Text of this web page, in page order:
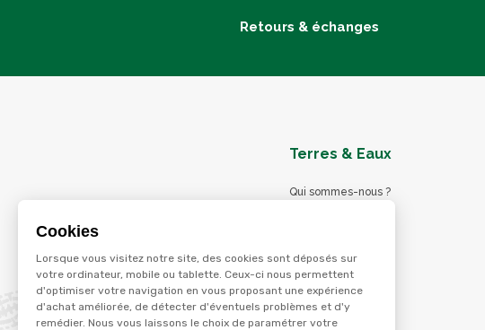
Cookies
Lorsque vous visitez notre site, des cookies sont déposés sur
votre ordinateur, mobile ou tablette. Ceux-ci nous permettent
d'optimiser votre navigation en vous proposant une expérience
d'achat améliorée, de détecter d'éventuels problèmes et d'y
remédier. Nous vous laissons le choix de paramétrer votre
Retours & échanges
Terres & Eaux
Qui sommes-nous ?
Nos services
Nos offres d'emploi
Catalogues en ligne